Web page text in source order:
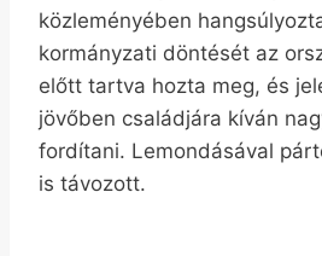
közleményében
kormányzati döntését az
előtt tartva hozta meg, és
jövőben családjára kíván
fordítani. Lemondásával
is távozott.